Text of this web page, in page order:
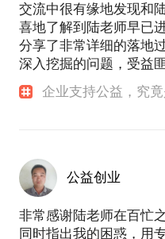
交流中很有缘地发现和
喜地了解到陆老师早已
分享了非常详细的落地
深入挖掘的问题，受益
企业支持公益，究
公益创业
非常感谢陆老师在百忙
同时指出我的困惑，用